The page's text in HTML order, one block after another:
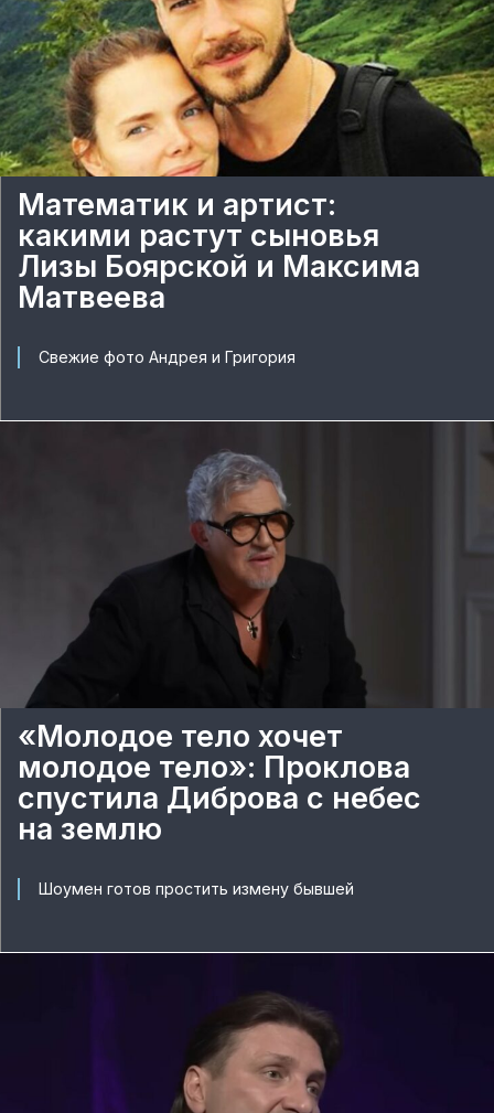
Математик и артист:
какими растут сыновья
Лизы Боярской и Максима
Матвеева
Свежие фото Андрея и Григория
«Молодое тело хочет
молодое тело»: Проклова
спустила Диброва с небес
на землю
Шоумен готов простить измену бывшей